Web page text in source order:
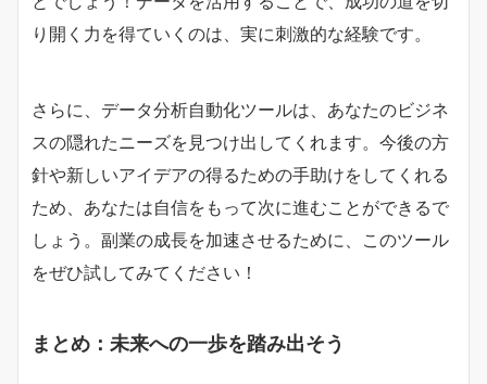
り開く力を得ていくのは、実に刺激的な経験です。
さらに、データ分析自動化ツールは、あなたのビジネ
スの隠れたニーズを見つけ出してくれます。今後の方
針や新しいアイデアの得るための手助けをしてくれる
ため、あなたは自信をもって次に進むことができるで
しょう。副業の成長を加速させるために、このツール
をぜひ試してみてください！
まとめ：未来への一歩を踏み出そう